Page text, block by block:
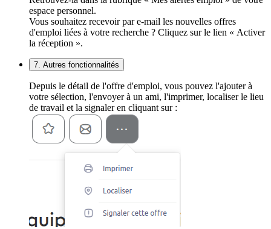
espace personnel.
Vous souhaitez recevoir par e-mail les nouvelles offres
d'emploi liées à votre recherche ? Cliquez sur le lien « Activer
la réception ».
7. Autres fonctionnalités
Depuis le détail de l'offre d'emploi, vous pouvez l'ajouter à
votre sélection, l'envoyer à un ami, l'imprimer, localiser le lieu
de travail et la signaler en cliquant sur :